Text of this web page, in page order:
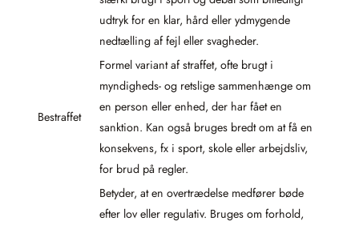
udtryk for en klar, hård eller ydmygende
nedtælling af fejl eller svagheder.
Bestraffet
Formel variant af straffet, ofte brugt i
myndigheds- og retslige sammenhænge om
en person eller enhed, der har fået en
sanktion. Kan også bruges bredt om at få en
konsekvens, fx i sport, skole eller arbejdsliv,
for brud på regler.
Betyder, at en overtrædelse medfører bøde
efter lov eller regulativ. Bruges om forhold,